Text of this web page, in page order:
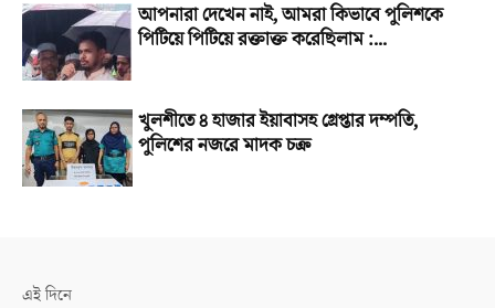
আপনারা দেখেন নাই, আমরা কিভাবে পুলিশকে
পিটিয়ে পিটিয়ে রক্তাক্ত করেছিলাম :...
খুলশীতে ৪ হাজার ইয়াবাসহ গ্রেপ্তার দম্পতি,
পুলিশের নজরে মাদক চক্র
এই দিনে